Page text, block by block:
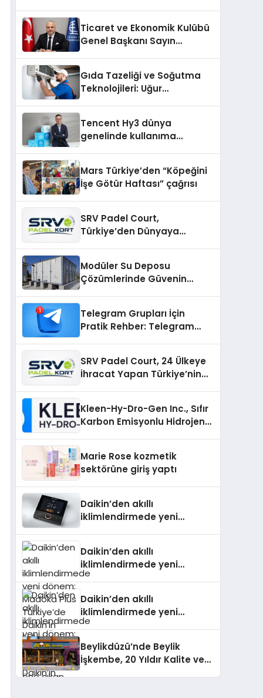
Ticaret ve Ekonomik Kulübü
Genel Başkanı Sayın
şunları kaydetti:
Gıda Tazeliği ve Soğutma
Teknolojileri: Uğur
Tencent Hy3 dünya
genelinde kullanıma
Mars Türkiye’den “Köpeğini
İşe Götür Haftası” çağrısı
SRV Padel Court,
Türkiye’den Dünyaya
Modüler Su Deposu
Çözümlerinde Güvenin
Telegram Grupları İçin
Pratik Rehber: Telegram
SRV Padel Court, 24 Ülkeye
İhracat Yapan Türkiye’nin
Kleen-Hy-Dro-Gen Inc., Sıfır
Karbon Emisyonlu Hidrojen
Aldı
Marie Rose kozmetik
sektörüne giriş yaptı
Daikin’den akıllı
iklimlendirmede yeni
Daikin’den akıllı
iklimlendirmede yeni
dönem: Madoka Plus
dostu tasarımıyla öne çıkan
Madoka ailesinin yeni nesil
teknolojilerle donatılmış son
modeli VRV kontrol ünitesi
Madoka Plus Türkiye’de
satışa sunuldu. Tam
dokunmatik ekranı, mobil
Daikin’den akıllı
iklimlendirmede yeni
dönem: Madoka Plus
dostu tasarımıyla öne çıkan
Madoka ailesinin yeni nesil
teknolojilerle donatılmış son
Beylikdüzü’nde Beylik
İşkembe, 20 Yıldır Kalite ve